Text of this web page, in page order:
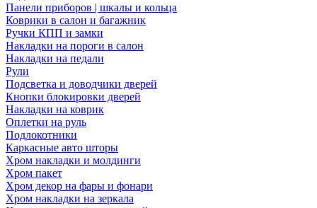
Панели приборов | шкалы и кольца
Коврики в салон и багажник
Ручки КПП и замки
Накладки на пороги в салон
Накладки на педали
Рули
Подсветка и доводчики дверей
Кнопки блокировки дверей
Накладки на коврик
Оплетки на руль
Подлокотники
Каркасные авто шторы
Хром накладки и молдинги
Хром пакет
Хром декор на фары и фонари
Хром накладки на зеркала